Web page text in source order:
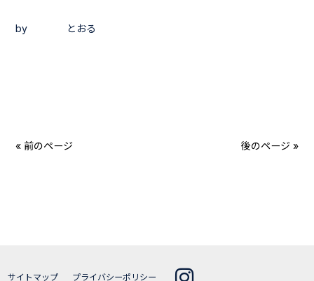
by とおる
« 前のページ 後のページ »
サイトマップ プライバシーポリシー